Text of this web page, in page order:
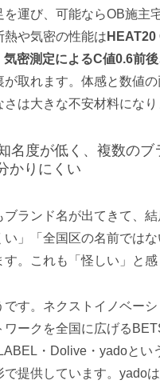
を運び、可能ならOB施主
熱や気密の性能は
気密測定によるC値0.6前
が取れます。体感と数値の
は大きな不安材料になり
名度が低く、複数のブ
かりにくい
ブランド名が出てきて、
い」「全国区の名前では
す。これも「怪しい」と感
です。ネクストイノベー
ワークを全国に広げる
・Dolive・yadoとい
で提供しています。yado